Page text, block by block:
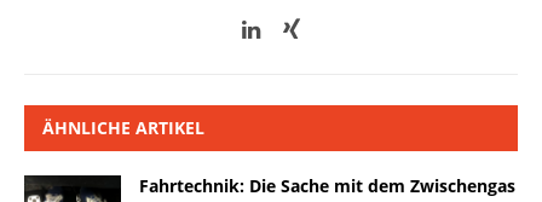
ÄHNLICHE ARTIKEL
Fahrtechnik: Die Sache mit dem Zwischengas